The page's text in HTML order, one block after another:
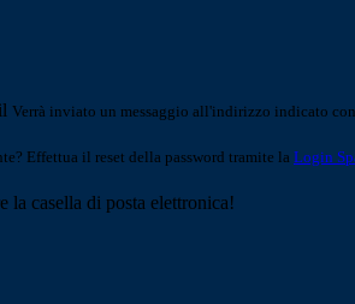
Verrà inviato un messaggio all'indirizzo indicato
Effettua il reset della password tramite la Login
la casella di posta elettronica!